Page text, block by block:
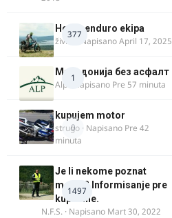
377
Heavy enduro ekipa
živke · NapisanoApril 17, 2025
1
Македонија без асфалт
Alp · Napisano Pre 57 minuta
0
kupujem motor
strugo · Napisano Pre 42
minuta
1497
Je li nekome poznat
motor? Informisanje pre
kupovine.
N.F.S. · Napisano Mart 30, 2022